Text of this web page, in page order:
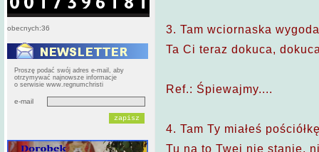
obecnych:36
Proszę podać swój adres e-mail, aby
otrzymywać najnowsze informacje
o serwisie www.regnumchristi
e-mail
3. Tam wciornaska
Ta Ci teraz dokuca,
Ref.: Śpiewajmy....
4. Tam Ty miałeś
Tu na to Twej nie stanie,